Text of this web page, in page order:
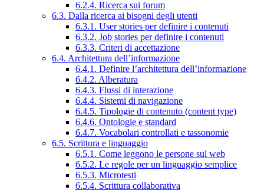
6.2.4. Ricerca sui forum
6.3. Dalla ricerca ai bisogni degli utenti
6.3.1. User stories per definire i contenuti
6.3.2. Job stories per definire i contenuti
6.3.3. Criteri di accettazione
6.4. Architettura dell’informazione
6.4.1. Definire l’architettura dell’informazione
6.4.2. Alberatura
6.4.3. Flussi di interazione
6.4.4. Sistemi di navigazione
6.4.5. Tipologie di contenuto (content type)
6.4.6. Ontologie e standard
6.4.7. Vocabolari controllati e tassonomie
6.5. Scrittura e linguaggio
6.5.1. Come leggono le persone sul web
6.5.2. Le regole per un linguaggio semplice
6.5.3. Microtesti
6.5.4. Scrittura collaborativa